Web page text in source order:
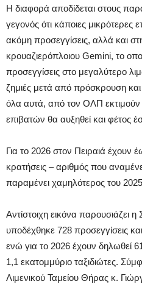
Η διαφορά αποδίδεται στους
γεγονός ότι κάποιες μικρότερες
ακόμη προσεγγίσεις, αλλά και
κρουαζιερόπλοιου Gemini, το
προσεγγίσεις στο μεγαλύτερο
ζημιές μετά από πρόσκρουση και
όλα αυτά, από τον ΟΛΠ εκτιμούν
επιβατών θα αυξηθεί και φέτος
Για το 2026 στον Πειραιά έχουν
κρατήσεις – αριθμός που
παραμένει χαμηλότερος του 2025
Αντίστοιχη εικόνα παρουσιάζει
υποδέχθηκε 728 προσεγγίσεις
ενώ για το 2026 έχουν δηλωθεί
1,1 εκατομμύριο ταξιδιώτες.
Λιμενικού Ταμείου Θήρας κ.